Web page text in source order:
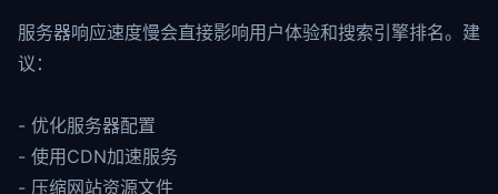
服务器响应速度慢会直接影响用户体验和搜索引擎排名。建
议：
- 优化服务器配置
- 使用CDN加速服务
- 压缩网站资源文件